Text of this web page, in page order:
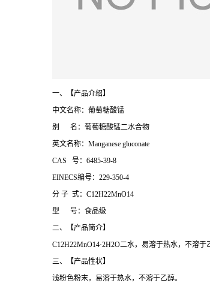
一、【产品介绍】
中文名称：葡萄糖酸锰
别 名：葡萄糖酸锰二水合物
英文名称：Manganese gluconate
CAS 号：6485-39-8
EINECS编号：229-350-4
分 子 式：C12H22MnO14
型 号：食品级
二、【产品简介】
C12H22MnO14·2H2O二水，易溶于热水，不溶于
三、【产品性状】
浅粉色粉末，易溶于热水，不溶于乙醇。